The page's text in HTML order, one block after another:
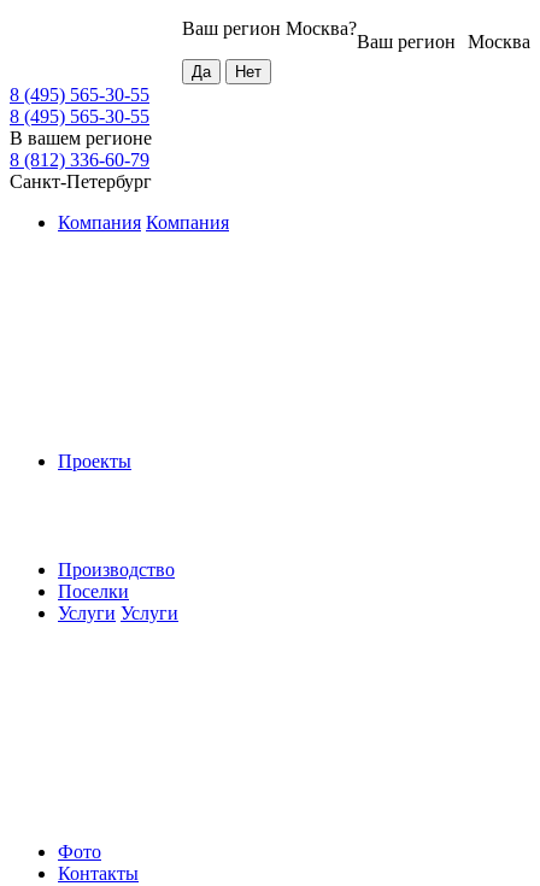
Москва
Ваш регион
Ваш регион Москва?
8 (495) 565-30-55
8 (495) 565-30-55
В вашем регионе
8 (812) 336-60-79
Санкт-Петербург
Компания Компания
Проекты
Производство
Поселки
Услуги Услуги
Фото
Контакты